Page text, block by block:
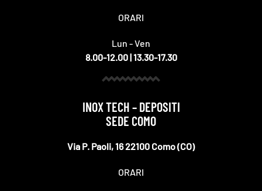
ORARI
Lun - Ven
8.00-12.00 | 13.30-17.30
INOX TECH – DEPOSITI
SEDE COMO
Via P. Paoli, 16 22100 Como (CO)
ORARI